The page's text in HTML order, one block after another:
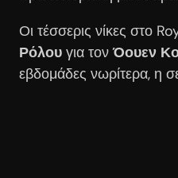
Οι τέσσερις νίκες στο
Ρόλου για τονΌουεν
εβδομάδες νωρίτερα, η